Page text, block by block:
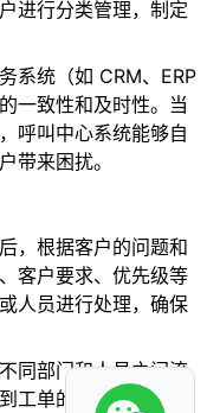
进行分类管理，制定
系统（如 CRM、ERP
一致性和及时性。当
呼叫中心系统能够自
带来困扰。
，根据客户的问题和
客户要求、优先级等
人员进行处理，确保
同部门和人员之间流
工单的详细信息和处